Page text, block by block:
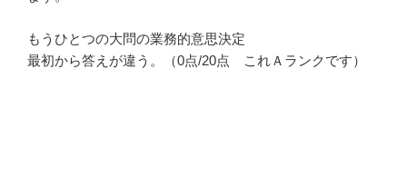
もうひとつの大問の業務的意思決定
最初から答えが違う。（0点/20点 これＡランクです）